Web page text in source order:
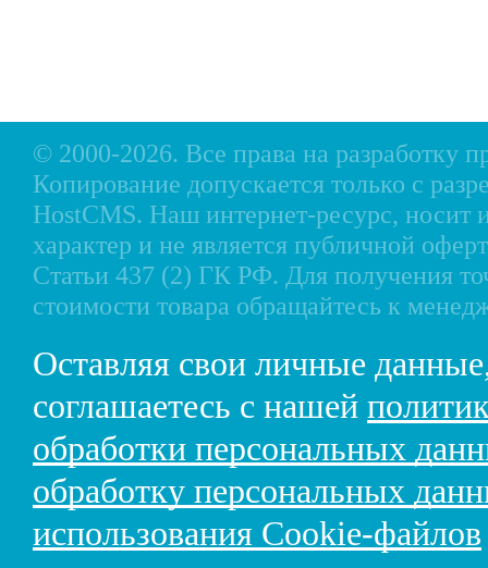
© 2000-2026. Все права на разработку
Копирование допускается только с
HostCMS. Наш интернет-ресурс,
характер и не является публичной
Статьи 437 (2) ГК РФ. Для получения
стоимости товара обращайтесь к
Оставляя свои личные
соглашаетесь с нашей
обработки персональных
обработку персональных
использования Cookie-файлов